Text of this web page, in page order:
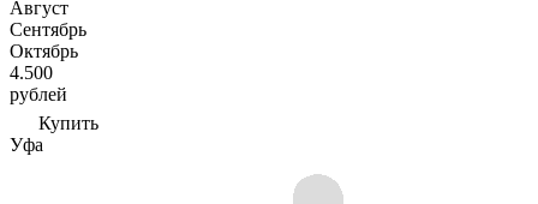
Август
Сентябрь
Октябрь
4.500
рублей
Купить
Уфа